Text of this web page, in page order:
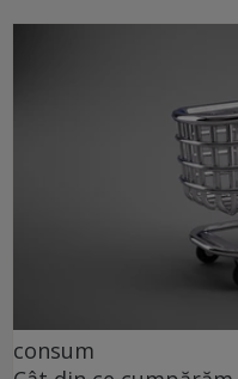
consum